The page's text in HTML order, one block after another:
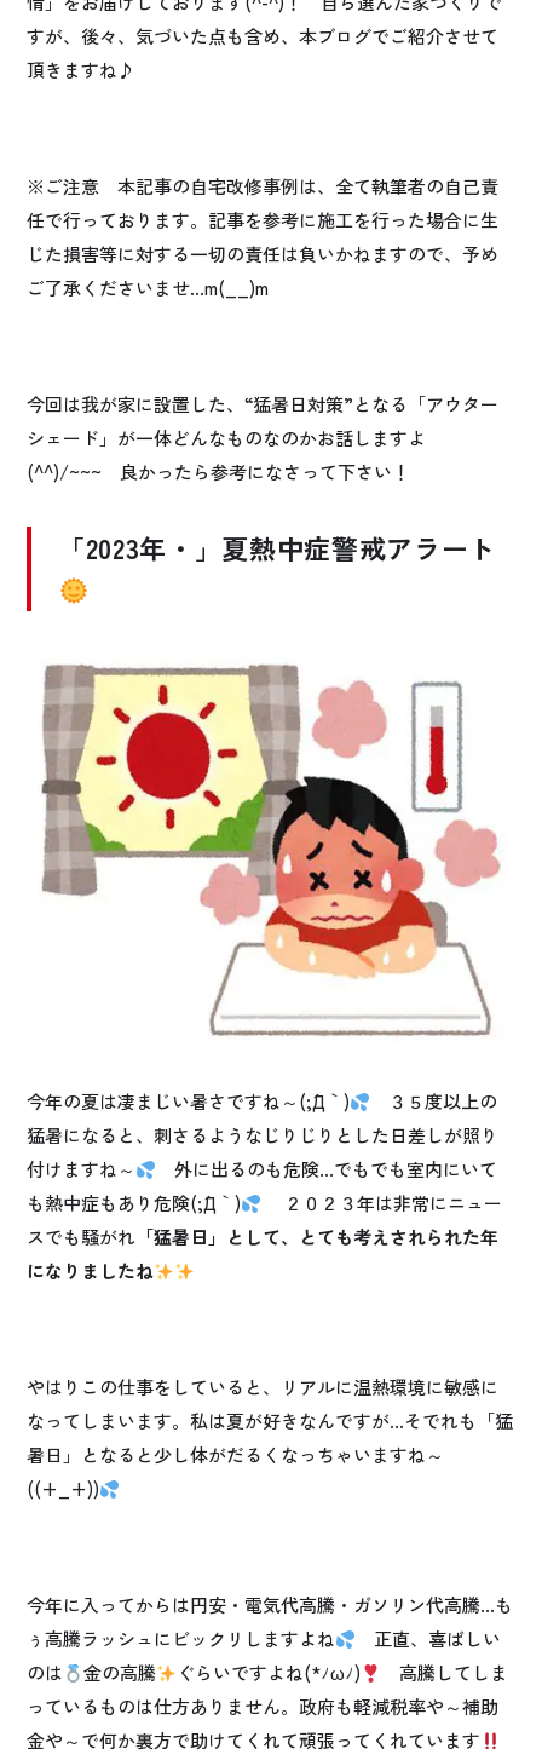
すが、後々、気づいた点も含め、本ブログでご紹介させて
頂きますね♪
※ご注意 本記事の自宅改修事例は、全て執筆者の自己責
任で行っております。記事を参考に施工を行った場合に生
じた損害等に対する一切の責任は負いかねますので、予め
ご了承くださいませ…m(__)m
今回は我が家に設置した、“猛暑日対策”となる「アウター
シェード」が一体どんなものなのかお話しますよ
(^^)/~~~ 良かったら参考になさって下さい！
「2023年・」夏熱中症警戒アラート
今年の夏は凄まじい暑さですね～(;´Д｀)
３５度以上の
猛暑になると、刺さるようなじりじりとした日差しが照り
付けますね～
外に出るのも危険…でもでも室内にいて
も熱中症もあり危険(;´Д｀)
２０２３年は非常にニュー
スでも騒がれ 「猛暑日」として、とても考えされられた年
になりましたね
やはりこの仕事をしていると、リアルに温熱環境に敏感に
なってしまいます。私は夏が好きなんですが…そでれも「猛
暑日」となると少し体がだるくなっちゃいますね～
((+_+))
今年に入ってからは円安・電気代高騰・ガソリン代高騰…も
ぅ高騰ラッシュにビックリしますよね
正直、喜ばしい
のは
金の高騰 ぐらいですよね(*ﾉωﾉ)
高騰してしま
っているものは仕方ありません。政府も軽減税率や～補助
金や～で何か裏方で助けてくれて頑張ってくれています